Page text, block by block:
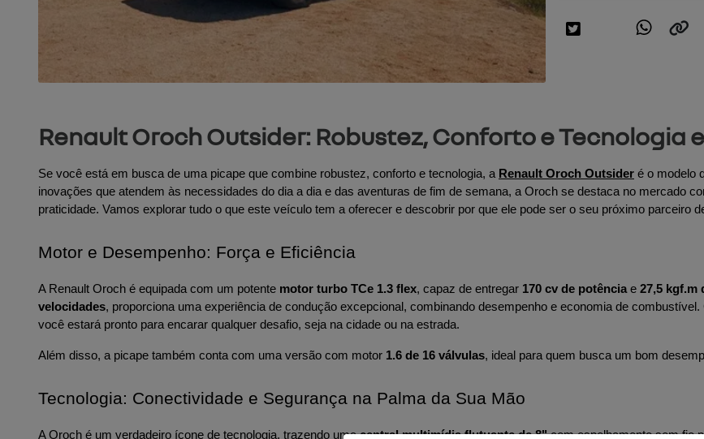
Renault Oroch Outsider: Robustez, Conforto e Tecnologia
Se você está em busca de uma picape que combine robustez, conforto e tecnologia, a Renault Oroch Outsider é o modelo
inovações que atendem às necessidades do dia a dia e das aventuras de fim de semana, a Oroch se destaca no mercado
praticidade. Vamos explorar tudo o que este veículo tem a oferecer e descobrir por que ele pode ser o seu próximo parceiro
Motor e Desempenho: Força e Eficiência
A Renault Oroch é equipada com um potente motor turbo TCe 1.3 flex, capaz de entregar 170 cv de potência e 27,5 kgf.m
velocidades, proporciona uma experiência de condução excepcional, combinando desempenho e economia de
você estará pronto para encarar qualquer desafio, seja na cidade ou na estrada.
Além disso, a picape também conta com uma versão com motor 1.6 de 16 válvulas, ideal para quem busca um bom
Tecnologia: Conectividade e Segurança na Palma da Sua Mão
A Oroch é um verdadeiro ícone de tecnologia, trazendo uma central multimídia flutuante de 8" com espelhamento sem fio